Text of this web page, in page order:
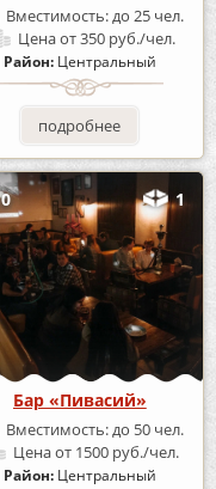
Вместимость:до 25 чел.
Ценаот 350 руб./чел.
Район: Центральный
подробнее
0 1
Бар «Пивасий»
Вместимость:до 50 чел.
Ценаот 1500 руб./чел.
Район: Центральный